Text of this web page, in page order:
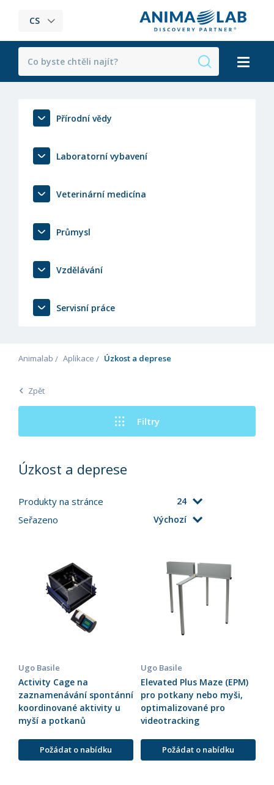
CS
Přírodní vědy
Laboratorní vybavení
Veterinární medicína
Průmysl
Vzdělávání
Servisní práce
Animalab Aplikace Úzkost a deprese
Zpět
Filtry
Úzkost a deprese
Produkty na stránce 24
Seřazeno Výchozí
Ugo Basile
Activity Cage na
zaznamenávání spontánní
koordinované aktivity u
myší a potkanů
Požádat o nabídku
Ugo Basile
Elevated Plus Maze (EPM)
pro potkany nebo myši,
optimalizované pro
videotracking
Požádat o nabídku